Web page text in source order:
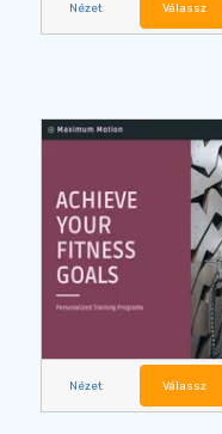
Nézet Válassz
Nézet Válassz